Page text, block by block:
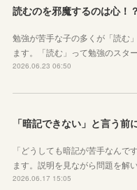
勉強が苦手な子の多くが「読む
ます。「読む」って勉強のスタ
2026.06.23 06:50
「暗記できない」と言う前
「どうしても暗記が苦手なんで
ます。説明を見ながら問題を解
2026.06.17 15:05